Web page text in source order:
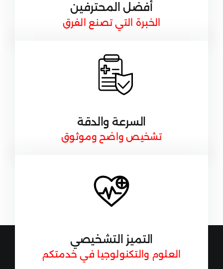
أفضل المحترفين
الخبرة التي تصنع الفرق
السرعة والدقة
تشخيص واضح وموثوق
التميز التشخيصي
العلوم والتكنولوجيا في خدمتكم